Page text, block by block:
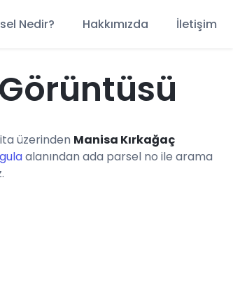
Nedir? Hakkımızda İletişim
üzerinden Manisa Kırkağaç
alanından ada parsel no ile arama